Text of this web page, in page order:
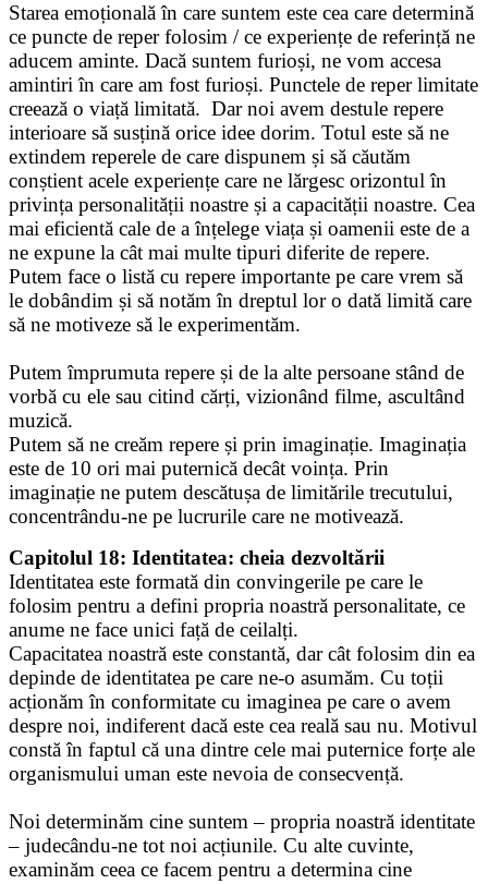
Starea emoțională în care suntem este cea care determină
ce puncte de reper folosim / ce experiențe de referință ne
aducem aminte. Dacă suntem furioși, ne vom accesa
amintiri în care am fost furioși. Punctele de reper limitate
creează o viață limitată. Dar noi avem destule repere
interioare să susțină orice idee dorim. Totul este să ne
extindem reperele de care dispunem și să căutăm
conștient acele experiențe care ne lărgesc orizontul în
privința personalității noastre și a capacității noastre. Cea
mai eficientă cale de a înțelege viața și oamenii este de a
ne expune la cât mai multe tipuri diferite de repere.
Putem face o listă cu repere importante pe care vrem să
le dobândim și să notăm în dreptul lor o dată limită care
să ne motiveze să le experimentăm.
Putem împrumuta repere și de la alte persoane stând de
vorbă cu ele sau citind cărți, vizionând filme, ascultând
muzică.
Putem să ne creăm repere și prin imaginație. Imaginația
este de 10 ori mai puternică decât voința. Prin
imaginație ne putem descătușa de limitările trecutului,
concentrându-ne pe lucrurile care ne motivează.
Capitolul 18: Identitatea: cheia dezvoltării
Identitatea este formată din convingerile pe care le
folosim pentru a defini propria noastră personalitate, ce
anume ne face unici față de ceilalți.
Capacitatea noastră este constantă, dar cât folosim din ea
depinde de identitatea pe care ne-o asumăm. Cu toții
acționăm în conformitate cu imaginea pe care o avem
despre noi, indiferent dacă este cea reală sau nu. Motivul
constă în faptul că una dintre cele mai puternice forțe ale
organismului uman este nevoia de consecvență.
Noi determinăm cine suntem – propria noastră identitate
– judecându-ne tot noi acțiunile. Cu alte cuvinte,
examinăm ceea ce facem pentru a determina cine